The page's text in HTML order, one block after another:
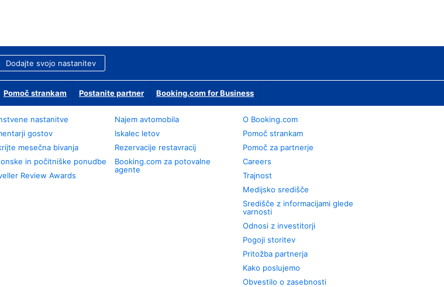
Dodajte svojo nastanitev
Pomoč strankam Postanite partner Booking.com for Business
nastanitve
gostov
mesečna bivanja
in počitniške ponudbe
Review Awards
Najem avtomobila
Iskalec letov
Rezervacije restavracij
Booking.com za potovalne
agente
O Booking.com
Pomoč strankam
Pomoč za partnerje
Careers
Trajnost
Medijsko središče
Središče z informacijami glede
varnosti
Odnosi z investitorji
Pogoji storitev
Pritožba partnerja
Kako poslujemo
Obvestilo o zasebnosti